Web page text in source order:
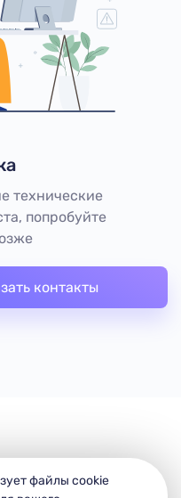
технические
попробуйте
контакты
файлы cookie